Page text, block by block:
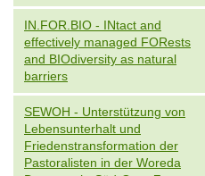
IN.FOR.BIO - INtact and
effectively managed FORests
and BIOdiversity as natural
barriers
SEWOH - Unterstützung von
Lebensunterhalt und
Friedenstransformation der
Pastoralisten in der Woreda